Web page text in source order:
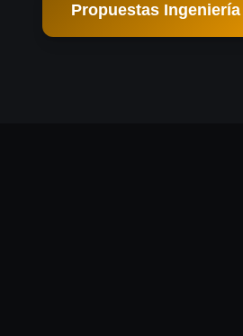
Propuestas